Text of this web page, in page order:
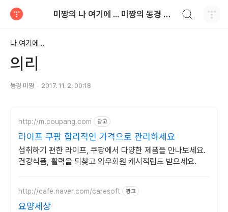
미짱의 나 여기에 ... 미짱의 동경 생활
나 여기에 ..
의리
동경 미짱 2017. 11. 2. 00:18
http://m.coupang.com 광고
라이프 쿠팡 합리적인 가격으로 관리하세요
섭취하기 편한 라이프, 쿠팡에서 다양한 제품을 만나보세요.
건강식품, 활력을 되찾고 와우회원 캐시적립도 받으세요.
http://cafe.naver.com/caresoft 광고
요양세상